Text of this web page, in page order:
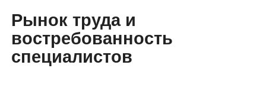
Рынок труда и
востребованность
специалистов